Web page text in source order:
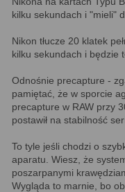
kilku sekundach i "mieli"
Nikon tłucze 20 klatek
kilku sekundach i będzie
Odnośnie precapture -
pamiętać, że w sporcie
precapture w RAW przy
postawił na stabilność
To tyle jeśli chodzi o
aparatu. Wiesz, że
poszarpanymi
Wygląda to marnie, bo